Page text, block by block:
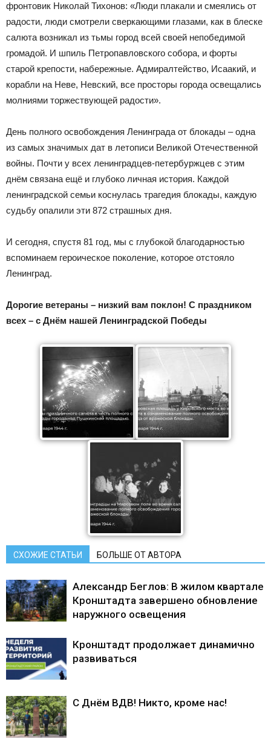
фронтовик Николай Тихонов: «Люди плакали и смеялись от
радости, люди смотрели сверкающими глазами, как в блеске
салюта возникал из тьмы город всей своей непобедимой
громадой. И шпиль Петропавловского собора, и форты
старой крепости, набережные. Адмиралтейство, Исаакий, и
корабли на Неве, Невский, все просторы города освещались
молниями торжествующей радости».
День полного освобождения Ленинграда от блокады – одна
из самых значимых дат в летописи Великой Отечественной
войны. Почти у всех ленинградцев-петербуржцев с этим
днём связана ещё и глубоко личная история. Каждой
ленинградской семьи коснулась трагедия блокады, каждую
судьбу опалили эти 872 страшных дня.
И сегодня, спустя 81 год, мы с глубокой благодарностью
вспоминаем героическое поколение, которое отстояло
Ленинград.
Дорогие ветераны – низкий вам поклон! С праздником
всех – с Днём нашей Ленинградской Победы
СХОЖИЕ СТАТЬИ БОЛЬШЕ ОТ АВТОРА
Александр Беглов: В жилом квартале
Кронштадта завершено обновление
наружного освещения
Кронштадт продолжает динамично
развиваться
С Днём ВДВ! Никто, кроме нас!